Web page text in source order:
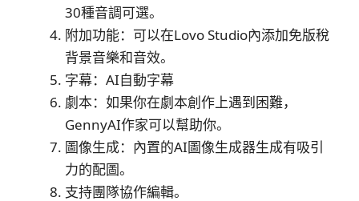
30種音調可選。
附加功能：可以在Lovo Studio內添加免版稅
背景音樂和音效。
字幕：AI自動字幕
劇本：如果你在劇本創作上遇到困難，
GennyAI作家可以幫助你。
圖像生成：內置的AI圖像生成器生成有吸引
力的配圖。
支持團隊協作編輯。